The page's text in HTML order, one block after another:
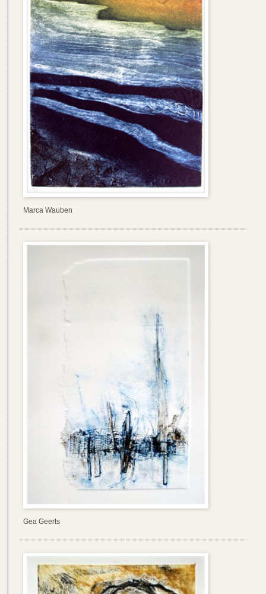
Marca Wauben
Gea Geerts